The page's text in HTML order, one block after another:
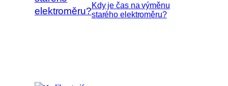
Kdy je čas na výměnu
starého elektroměru?